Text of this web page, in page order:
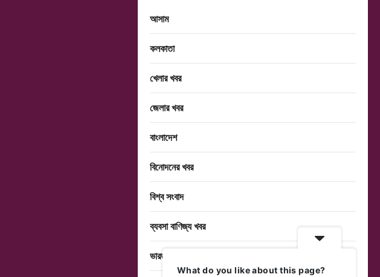
আসাম
কলকাতা
খেলার খবর
জেলার খবর
বাংলাদেশ
বিনোদনের খবর
বিশ্ব সংবাদ
ব্যবসা বাণিজ্য খবর
ভারত
What do you like about this page?